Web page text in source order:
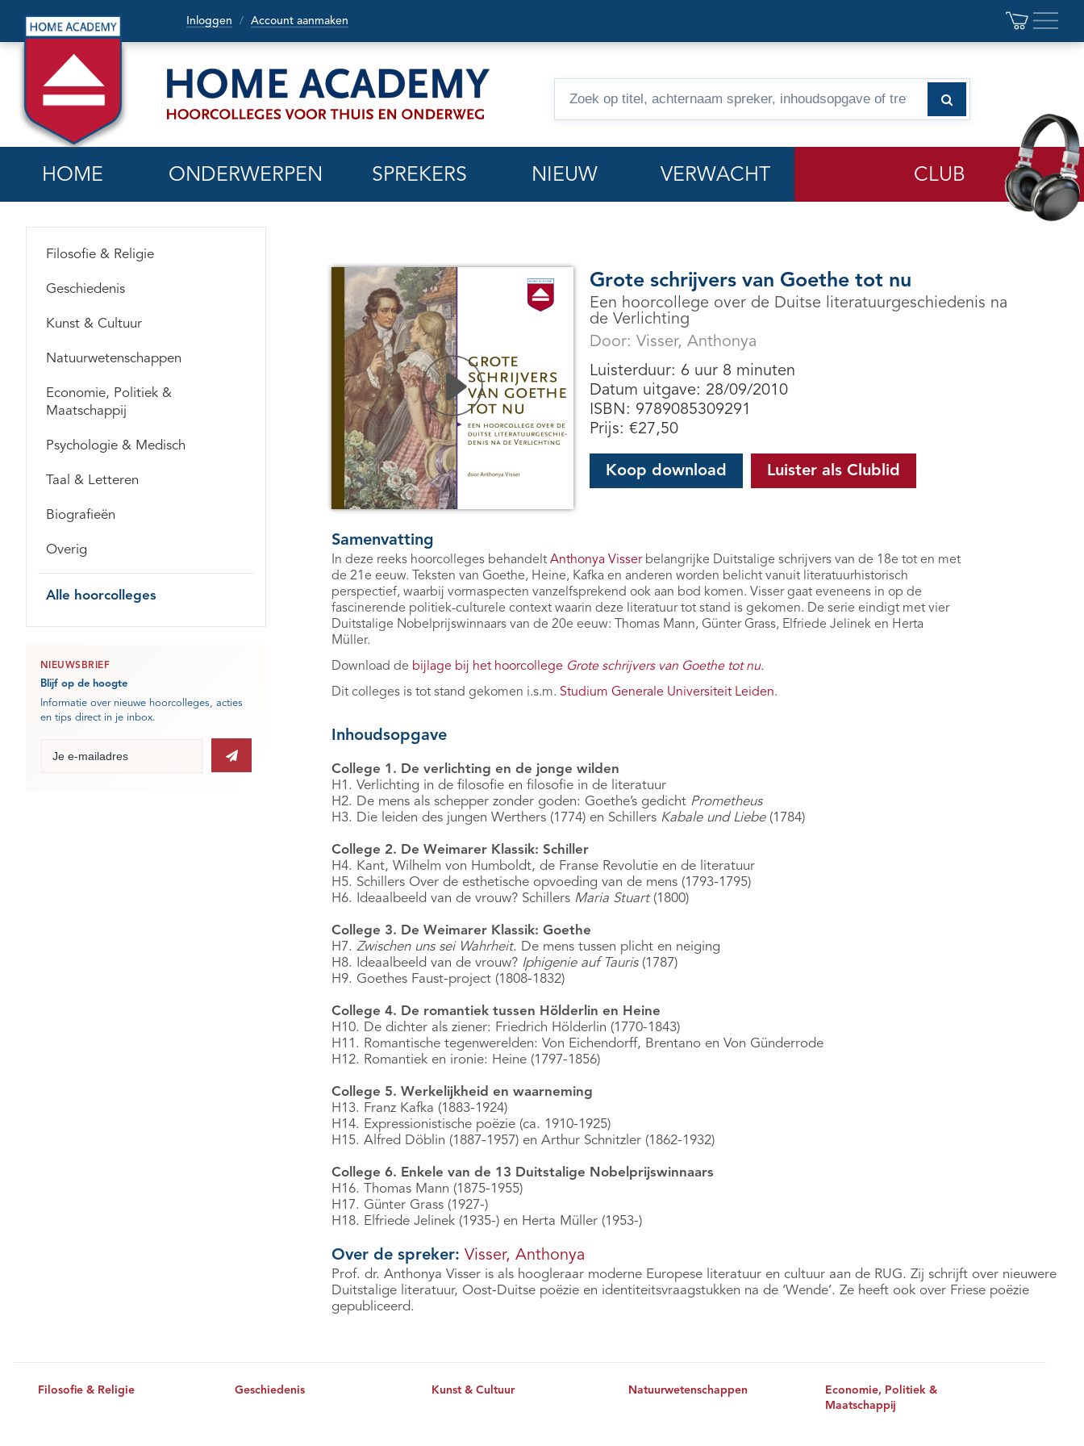
Inloggen / Account aanmaken
HOME ONDERWERPEN SPREKERS NIEUW VERWACHT CLUB
Filosofie & Religie
Geschiedenis
Kunst & Cultuur
Natuurwetenschappen
Economie, Politiek &
Maatschappij
Psychologie & Medisch
Taal & Letteren
Biografieën
Overig
Alle hoorcolleges
NIEUWSBRIEF
Blijf op de hoogte
Informatie over nieuwe hoorcolleges, acties
en tips direct in je inbox.
Grote schrijvers van Goethe tot nu
Een hoorcollege over de Duitse literatuurgeschiedenis na
de Verlichting
Door: Visser, Anthonya
Luisterduur: 6 uur 8 minuten
Datum uitgave: 28/09/2010
ISBN: 9789085309291
Prijs: €27,50
Koop download Luister als Clublid
Samenvatting
In deze reeks hoorcolleges behandelt Anthonya Visserbelangrijke Duitstalige schrijvers van de 18e tot en met
de 21e eeuw. Teksten van Goethe, Heine, Kafka en anderen worden belicht vanuit literatuurhistorisch
perspectief, waarbij vormaspecten vanzelfsprekend ook aan bod komen. Visser gaat eveneens in op de
fascinerende politiek-culturele context waarin deze literatuur tot stand is gekomen. De serie eindigt met vier
Duitstalige Nobelprijswinnaars van de 20e eeuw: Thomas Mann, Günter Grass, Elfriede Jelinek en Herta
Müller.
Download de bijlage bij het hoorcollege Grote schrijvers van Goethe tot nu.
Dit colleges is tot stand gekomen i.s.m. Studium Generale Universiteit Leiden.
Inhoudsopgave
College 1. De verlichting en de jonge wilden
H1. Verlichting in de filosofie en filosofie in de literatuur
H2. De mens als schepper zonder goden: Goethe’s gedicht Prometheus
H3. Die leiden des jungen Werthers (1774) en Schillers Kabale und Liebe (1784)
College 2. De Weimarer Klassik: Schiller
H4. Kant, Wilhelm von Humboldt, de Franse Revolutie en de literatuur
H5. Schillers Over de esthetische opvoeding van de mens (1793-1795)
H6. Ideaalbeeld van de vrouw? Schillers Maria Stuart (1800)
College 3. De Weimarer Klassik: Goethe
H7. Zwischen uns sei Wahrheit. De mens tussen plicht en neiging
H8. Ideaalbeeld van de vrouw? Iphigenie auf Tauris(1787)
H9. Goethes Faust-project (1808-1832)
College 4. De romantiek tussen Hölderlin en Heine
H10. De dichter als ziener: Friedrich Hölderlin (1770-1843)
H11. Romantische tegenwerelden: Von Eichendorff, Brentano en Von Günderrode
H12. Romantiek en ironie: Heine (1797-1856)
College 5. Werkelijkheid en waarneming
H13. Franz Kafka (1883-1924)
H14. Expressionistische poëzie (ca. 1910-1925)
H15. Alfred Döblin (1887-1957) en Arthur Schnitzler (1862-1932)
College 6. Enkele van de 13 Duitstalige Nobelprijswinnaars
H16. Thomas Mann (1875-1955)
H17. Günter Grass (1927-)
H18. Elfriede Jelinek (1935-) en Herta Müller (1953-)
Over de spreker: Visser, Anthonya
Prof. dr. Anthonya Visser is als hoogleraar moderne Europese literatuur en cultuur aan de RUG. Zij schrijft over nieuwere
Duitstalige literatuur, Oost-Duitse poëzie en identiteitsvraagstukken na de ‘Wende’. Ze heeft ook over Friese poëzie
gepubliceerd.
Filosofie & Religie Geschiedenis Kunst & Cultuur Natuurwetenschappen
Economie, Politiek &
Maatschappij